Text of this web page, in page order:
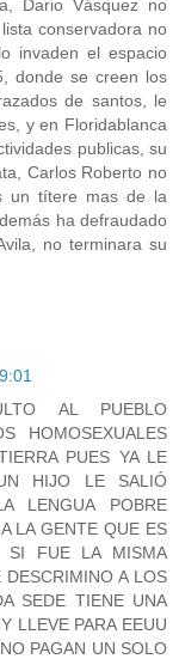
Dario Vásquez no
conservadora no
invaden el espacio
donde se creen los
de santos, le
y en Floridablanca
publicas, su
Carlos Roberto no
un títere mas de la
ha defraudado
no terminara su
AL PUEBLO
HOMOSEXUALES
PUES YA LE
HIJO LE SALIÓ
LENGUA POBRE
LA GENTE QUE ES
SI FUE LA MISMA
DESCRIMINO A LOS
SEDE TIENE UNA
LLEVE PARA EEUU
PAGAN UN SOLO